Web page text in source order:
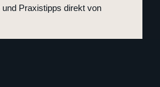
Praxistipps direkt von